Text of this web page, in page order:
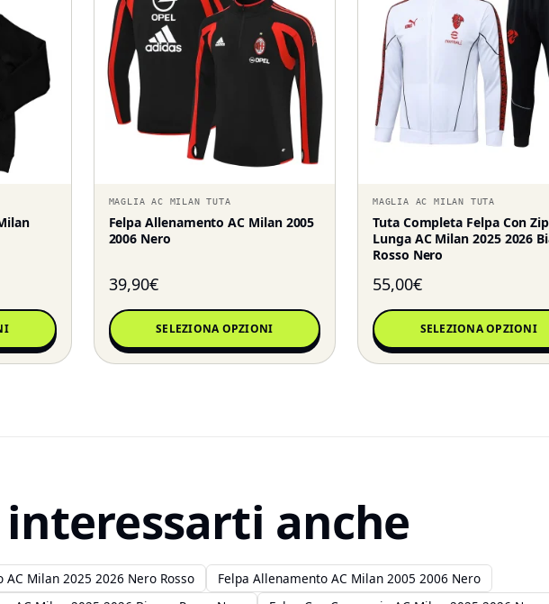
MAGLIA AC MILAN TUTA
Felpa Allenamento AC Milan 2005
2006 Nero
39,90€
SELEZIONA OPZIONI
MAGLIA AC MILAN TUTA
Tuta Completa Felpa Con Zip
Lunga AC Milan 2025 2026
Rosso Nero
55,00€
SELEZIONA OPZIONI
anche
Milan 2025 2026 Nero Rosso
Felpa Allenamento AC Milan 2005 2006 Nero